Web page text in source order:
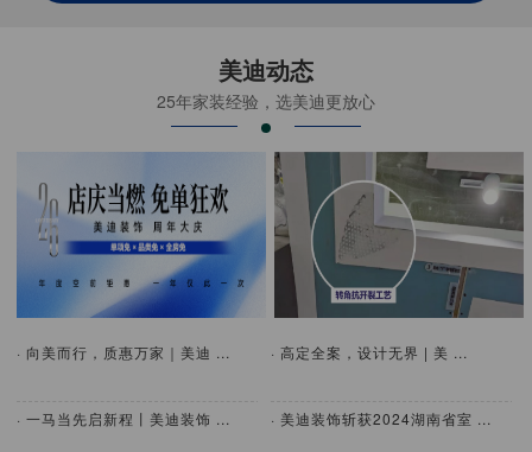
美迪动态
25年家装经验，选美迪更放心
· 向美而行，质惠万家｜美迪 ...
· 一马当先启新程丨美迪装饰 ...
· 高定全案，设计无界 | 美 ...
· 美迪装饰斩获2024湖南省室 ...